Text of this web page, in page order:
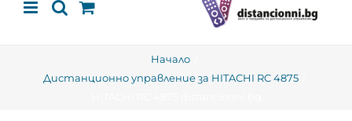
Начало
Дистанционно управление за HITACHI RC 4875